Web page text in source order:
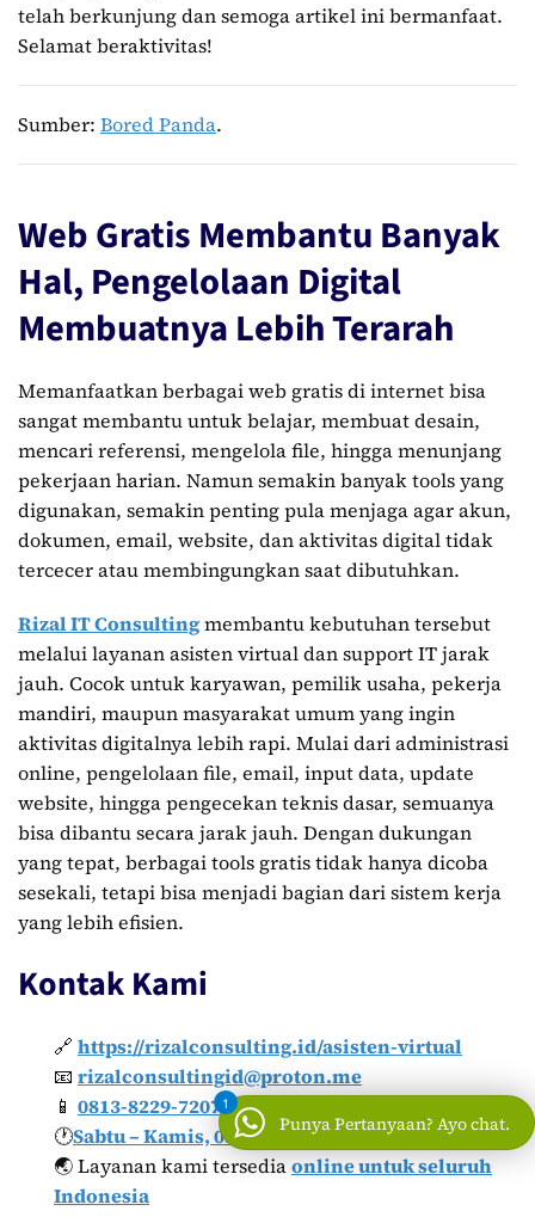
telah berkunjung dan semoga artikel ini bermanfaat.
Selamat beraktivitas!
Sumber: Bored Panda.
Web Gratis Membantu Banyak
Hal, Pengelolaan Digital
Membuatnya Lebih Terarah
Memanfaatkan berbagai web gratis di internet bisa
sangat membantu untuk belajar, membuat desain,
mencari referensi, mengelola file, hingga menunjang
pekerjaan harian. Namun semakin banyak tools yang
digunakan, semakin penting pula menjaga agar akun,
dokumen, email, website, dan aktivitas digital tidak
tercecer atau membingungkan saat dibutuhkan.
Rizal IT Consultingmembantu kebutuhan tersebut
melalui layanan asisten virtual dan support IT jarak
jauh. Cocok untuk karyawan, pemilik usaha, pekerja
mandiri, maupun masyarakat umum yang ingin
aktivitas digitalnya lebih rapi. Mulai dari administrasi
online, pengelolaan file, email, input data, update
website, hingga pengecekan teknis dasar, semuanya
bisa dibantu secara jarak jauh. Dengan dukungan
yang tepat, berbagai tools gratis tidak hanya dicoba
sesekali, tetapi bisa menjadi bagian dari sistem kerja
yang lebih efisien.
Kontak Kami
🔗 https://rizalconsulting.id/asisten-virtual
📧 rizalconsultingid@proton.me
📱 0813-8229-7207
🕐Sabtu – Kamis, 08.00 – 17.30 WIB
🌏 Layanan kami tersediaonline untuk seluruh
Indonesia
Punya Pertanyaan? Ayo chat.
1